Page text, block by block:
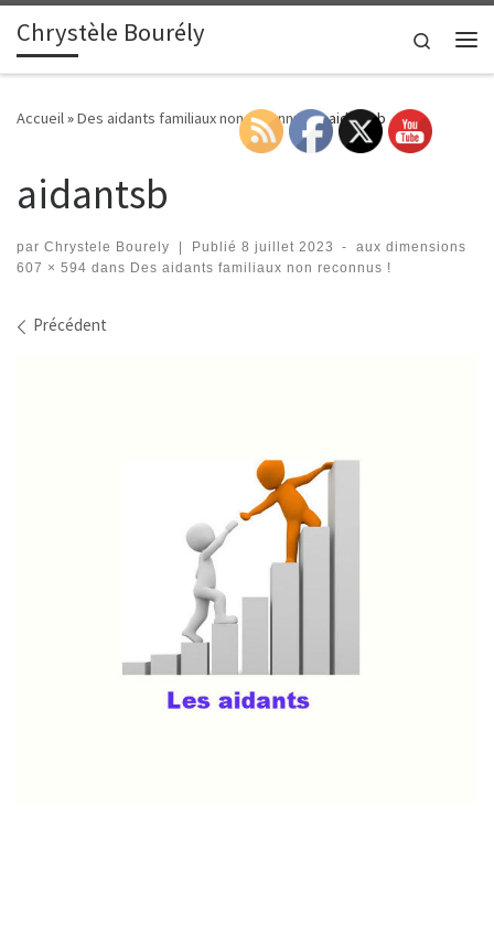
Passer au contenu
Chrystèle Bourély
Search
Accueil»Des aidants familiaux non reconnus !»aidantsb
aidantsb
par Chrystele Bourely | Publié 8 juillet 2023 -
aux dimensions
607 × 594 dans Des aidants familiaux non reconnus !
Navigation des images
Précédent